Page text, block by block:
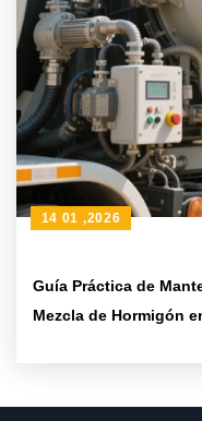
Guía Práctica de
Mezcla de Hormigón
14 01 ,2026